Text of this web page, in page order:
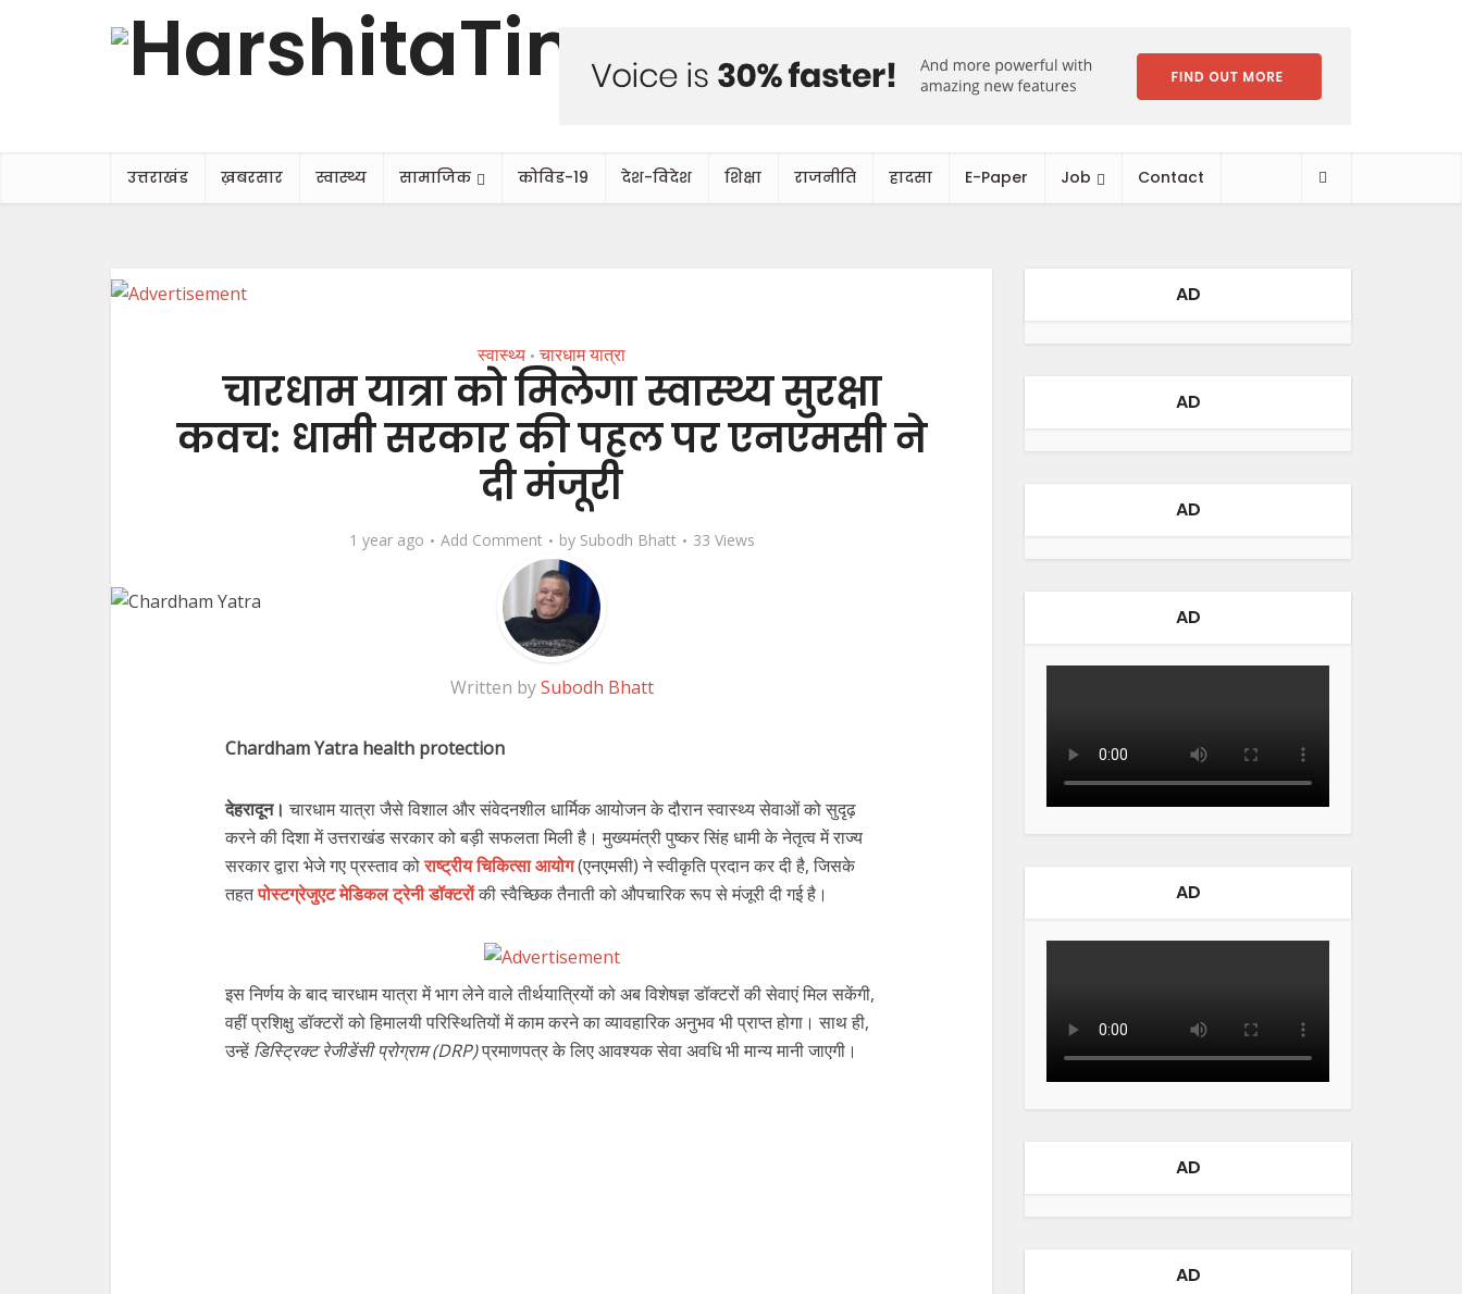
उत्तराखंड ख़बरसार स्वास्थ्य सामाजिक कोविड-19 देश-विदेश शिक्षा राजनीति हादसा E-Paper Job Contact
स्वास्थ्य • चारधाम यात्रा
चारधाम यात्रा को मिलेगा स्वास्थ्य सुरक्षा
कवच: धामी सरकार की पहल पर एनएमसी ने
दी मंजूरी
1 year ago Add Comment by Subodh Bhatt 33 Views
Written bySubodh Bhatt
Chardham Yatra health protection
देहरादून। चारधाम यात्रा जैसे विशाल और संवेदनशील धार्मिक आयोजन के दौरान स्वास्थ्य सेवाओं को सुदृढ़
करने की दिशा में उत्तराखंड सरकार को बड़ी सफलता मिली है। मुख्यमंत्री पुष्कर सिंह धामी के नेतृत्व में राज्य
सरकार द्वारा भेजे गए प्रस्ताव कोराष्ट्रीय चिकित्सा आयोग(एनएमसी) ने स्वीकृति प्रदान कर दी है, जिसके
तहतपोस्टग्रेजुएट मेडिकल ट्रेनी डॉक्टरोंकी स्वैच्छिक तैनाती को औपचारिक रूप से मंजूरी दी गई है।
इस निर्णय के बाद चारधाम यात्रा में भाग लेने वाले तीर्थयात्रियों को अब विशेषज्ञ डॉक्टरों की सेवाएं मिल सकेंगी,
वहीं प्रशिक्षु डॉक्टरों को हिमालयी परिस्थितियों में काम करने का व्यावहारिक अनुभव भी प्राप्त होगा। साथ ही,
उन्हें डिस्ट्रिक्ट रेजीडेंसी प्रोग्राम (DRP)प्रमाणपत्र के लिए आवश्यक सेवा अवधि भी मान्य मानी जाएगी।
AD
AD
AD
AD
AD
AD
AD